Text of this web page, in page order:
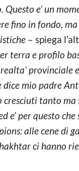
Questo e’ un
fino in fondo,
– spiega
terra e profilo
provinciale
mio padre
cresciuti tanto
e’ per questo
alle cene di
ci hanno